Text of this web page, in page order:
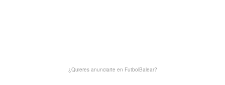
¿Quieres anunciarte en FutbolBalear?